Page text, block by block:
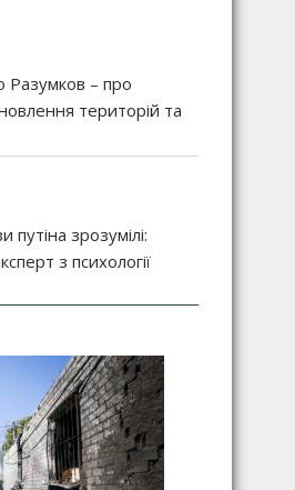
Разумков – про
територій та
путіна зрозумілі:
з психології